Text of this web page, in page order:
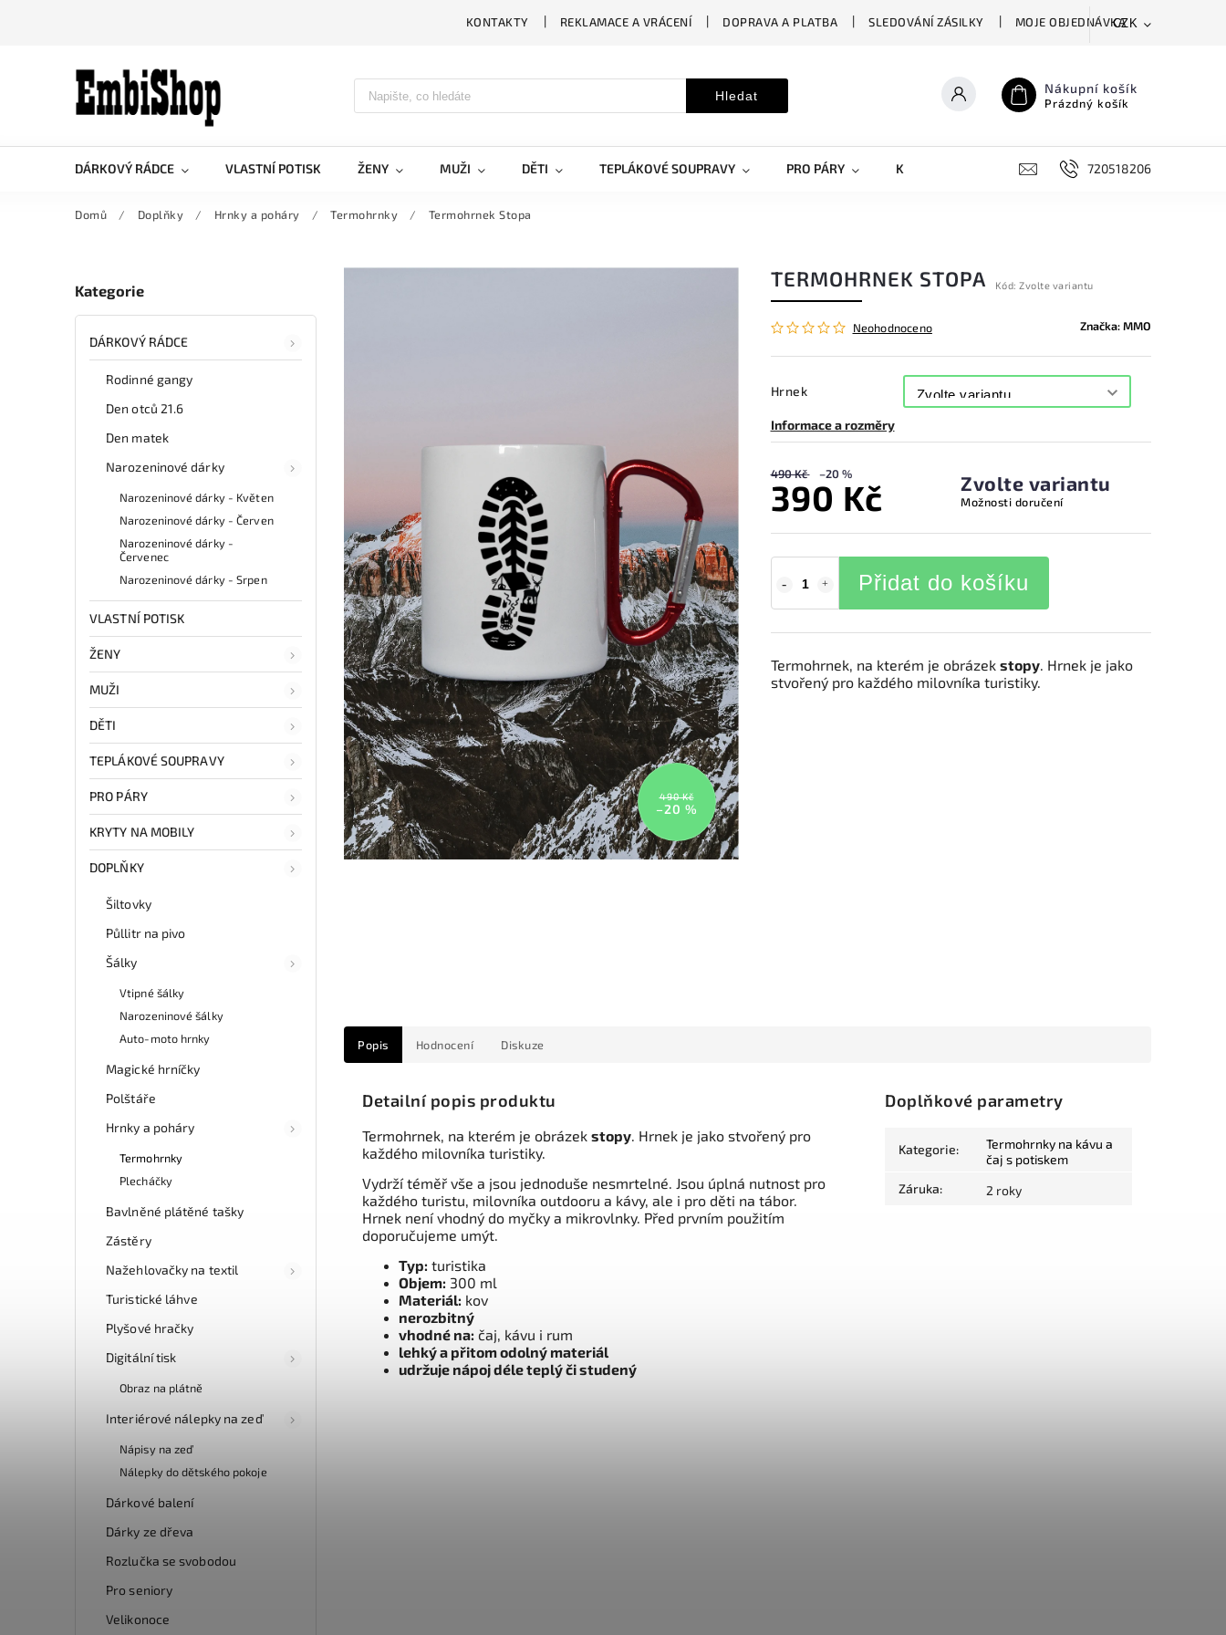
KONTAKTY REKLAMACE A VRÁCENÍ DOPRAVA A PLATBA SLEDOVÁNÍ ZÁSILKY MOJE OBJEDNÁVKACZK
Hledat Nákupní košík
Prázdný košík
DÁRKOVÝ RÁDCE VLASTNÍ POTISK ŽENY MUŽI DĚTI TEPLÁKOVÉ SOUPRAVY PRO PÁRY KRYTY NA MOBILY DOPLŇKY720518206
Domů / Doplňky / Hrnky a poháry / Termohrnky / Termohrnek Stopa
Kategorie
DÁRKOVÝ RÁDCE
Rodinné gangy
Den otců 21.6
Den matek
Narozeninové dárky
Narozeninové dárky - Květen
Narozeninové dárky - Červen
Narozeninové dárky -
Červenec
Narozeninové dárky - Srpen
VLASTNÍ POTISK
ŽENY
MUŽI
DĚTI
TEPLÁKOVÉ SOUPRAVY
PRO PÁRY
KRYTY NA MOBILY
DOPLŇKY
Šiltovky
Půllitr na pivo
Šálky
Vtipné šálky
Narozeninové šálky
Auto-moto hrnky
Magické hrníčky
Polštáře
Hrnky a poháry
Termohrnky
Plecháčky
Bavlněné plátěné tašky
Zástěry
Nažehlovačky na textil
Turistické láhve
Plyšové hračky
Digitální tisk
Obraz na plátně
Interiérové nálepky na zeď
Nápisy na zeď
Nálepky do dětského pokoje
Dárkové balení
Dárky ze dřeva
Rozlučka se svobodou
Pro seniory
Velikonoce
490 Kč
–20 %
TERMOHRNEK STOPA Kód: Zvolte variantu
Neohodnoceno Značka:MMO
Hrnek
Informace a rozměry
490 Kč –20 %
390 Kč Zvolte variantu
Možnosti doručení
Přidat do košíku
Termohrnek, na kterém je obrázek stopy. Hrnek je jako
stvořený pro každého milovníka turistiky.
Popis Hodnocení Diskuze
Detailní popis produktu
Termohrnek, na kterém je obrázek stopy. Hrnek je jako stvořený pro
každého milovníka turistiky.
Vydrží téměř vše a jsou jednoduše nesmrtelné. Jsou úplná nutnost pro
každého turistu, milovníka outdooru a kávy, ale i pro děti na tábor.
Hrnek není vhodný do myčky a mikrovlnky. Před prvním použitím
doporučujeme umýt.
Typ: turistika
Objem: 300 ml
Materiál: kov
nerozbitný
vhodné na: čaj, kávu i rum
lehký a přitom odolný materiál
udržuje nápoj déle teplý či studený
Doplňkové parametry
Kategorie:
Termohrnky na kávu a
čaj s potiskem
Záruka: 2 roky